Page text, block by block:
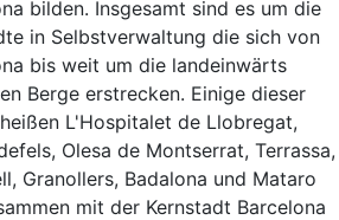
bilden. Insgesamt sind es um die
in Selbstverwaltung die sich von
bis weit um die landeinwärts
Berge erstrecken. Einige dieser
L'Hospitalet de Llobregat,
Olesa de Montserrat, Terrassa,
Granollers, Badalona und Mataro
mit der Kernstadt Barcelona